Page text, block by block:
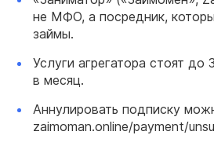
не МФО, а посредник,
займы.
Услуги агрегатора стоят до
в месяц.
Аннулировать подписку
zaimoman.online/payment/